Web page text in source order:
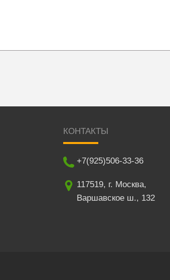
КОНТАКТЫ
+7(925)506-33-36
117519, г. Москва,
Варшавское ш., 132